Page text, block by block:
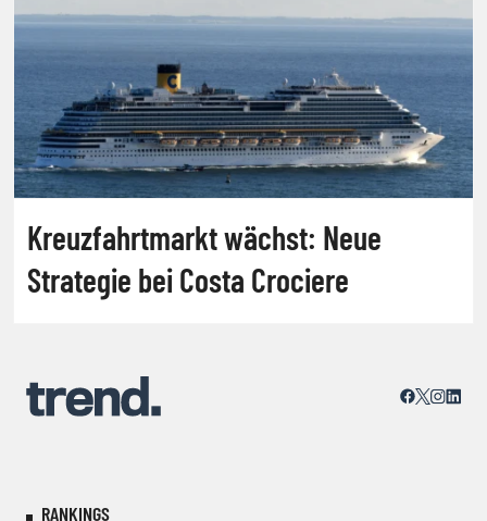
Kreuzfahrtmarkt wächst: Neue
Strategie bei Costa Crociere
RANKINGS